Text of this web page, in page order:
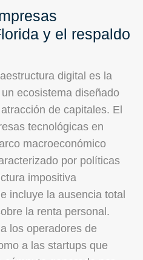
y el respaldo
digital es la
ecosistema diseñado
de capitales. El
tecnológicas en
macroeconómico
por políticas
impositiva
incluye la ausencia total
la renta personal.
los operadores de
a las startups que